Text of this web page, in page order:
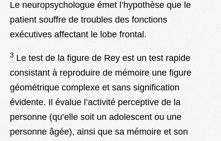
Le neuropsychologue émet l’hypothèse que le
patient souffre de troubles des fonctions
exécutives affectant le lobe frontal.
3 Le test de la figure de Rey est un test rapide
consistant à reproduire de mémoire une figure
géométrique complexe et sans signification
évidente. Il évalue l’activité perceptive de la
personne (qu’elle soit un adolescent ou une
personne âgée), ainsi que sa mémoire et son